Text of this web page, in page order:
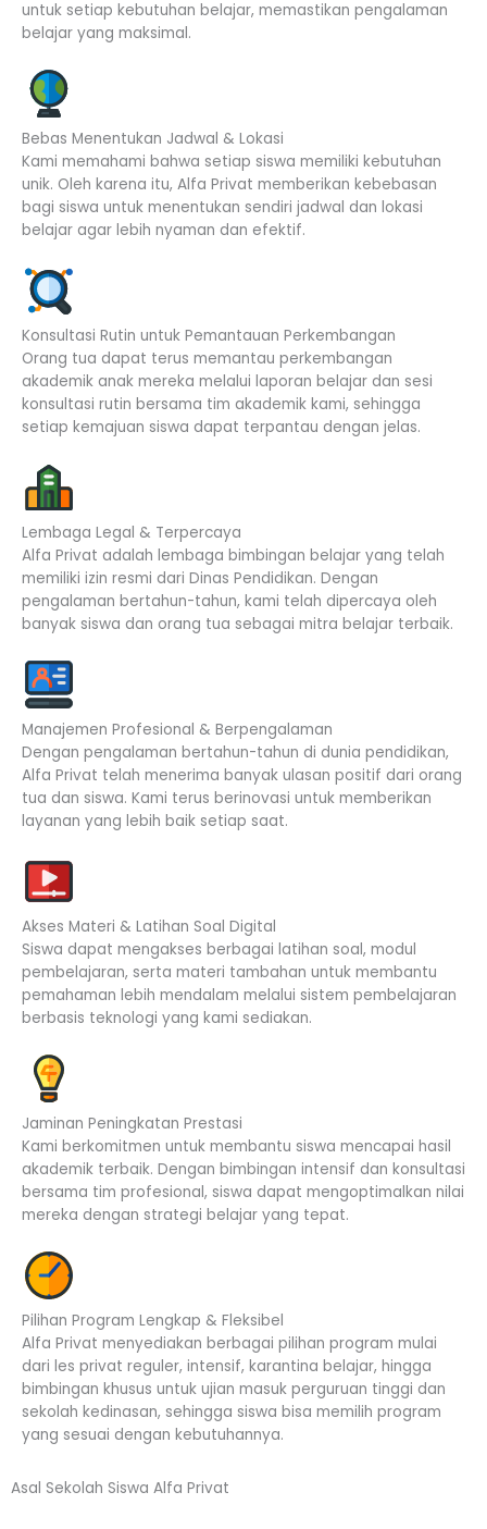
untuk setiap kebutuhan belajar, memastikan pengalaman
belajar yang maksimal.
Bebas Menentukan Jadwal & Lokasi
Kami memahami bahwa setiap siswa memiliki kebutuhan
unik. Oleh karena itu, Alfa Privat memberikan kebebasan
bagi siswa untuk menentukan sendiri jadwal dan lokasi
belajar agar lebih nyaman dan efektif.
Konsultasi Rutin untuk Pemantauan Perkembangan
Orang tua dapat terus memantau perkembangan
akademik anak mereka melalui laporan belajar dan sesi
konsultasi rutin bersama tim akademik kami, sehingga
setiap kemajuan siswa dapat terpantau dengan jelas.
Lembaga Legal & Terpercaya
Alfa Privat adalah lembaga bimbingan belajar yang telah
memiliki izin resmi dari Dinas Pendidikan. Dengan
pengalaman bertahun-tahun, kami telah dipercaya oleh
banyak siswa dan orang tua sebagai mitra belajar terbaik.
Manajemen Profesional & Berpengalaman
Dengan pengalaman bertahun-tahun di dunia pendidikan,
Alfa Privat telah menerima banyak ulasan positif dari orang
tua dan siswa. Kami terus berinovasi untuk memberikan
layanan yang lebih baik setiap saat.
Akses Materi & Latihan Soal Digital
Siswa dapat mengakses berbagai latihan soal, modul
pembelajaran, serta materi tambahan untuk membantu
pemahaman lebih mendalam melalui sistem pembelajaran
berbasis teknologi yang kami sediakan.
Jaminan Peningkatan Prestasi
Kami berkomitmen untuk membantu siswa mencapai hasil
akademik terbaik. Dengan bimbingan intensif dan konsultasi
bersama tim profesional, siswa dapat mengoptimalkan nilai
mereka dengan strategi belajar yang tepat.
Pilihan Program Lengkap & Fleksibel
Alfa Privat menyediakan berbagai pilihan program mulai
dari les privat reguler, intensif, karantina belajar, hingga
bimbingan khusus untuk ujian masuk perguruan tinggi dan
sekolah kedinasan, sehingga siswa bisa memilih program
yang sesuai dengan kebutuhannya.
Asal Sekolah Siswa Alfa Privat